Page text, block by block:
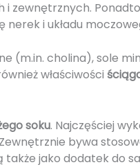
zewnętrznych. Ponadto
i układu
(m.in. cholina), sole
właściwości
soku. Najczęściej
bywa
jako dodatek do